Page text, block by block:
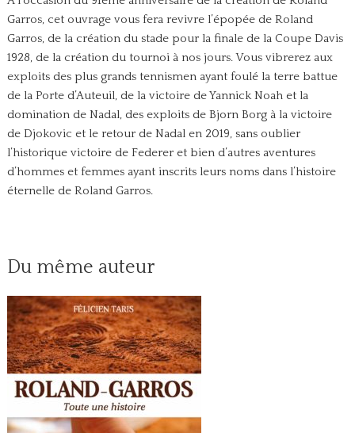
Garros, cet ouvrage vous fera revivre l’épopée de Roland
Garros, de la création du stade pour la finale de la Coupe Davis
1928, de la création du tournoi à nos jours. Vous vibrerez aux
exploits des plus grands tennismen ayant foulé la terre battue
de la Porte d’Auteuil, de la victoire de Yannick Noah et la
domination de Nadal, des exploits de Bjorn Borg à la victoire
de Djokovic et le retour de Nadal en 2019, sans oublier
l’historique victoire de Federer et bien d’autres aventures
d’hommes et femmes ayant inscrits leurs noms dans l’histoire
éternelle de Roland Garros.
Du même auteur